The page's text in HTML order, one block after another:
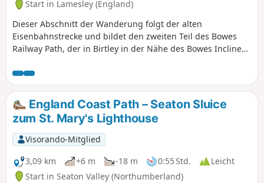
Start in Lamesley (England)
Dieser Abschnitt der Wanderung folgt der alten
Eisenbahnstrecke und bildet den zweiten Teil des Bowes
Railway Path, der in Birtley in der Nähe des Bowes Incline
Kohlewaggons bergauf gezogen wurden) beginnt und
durch offenes Ackerland zum Tanfield Railway und Causey
Arch, der ältesten noch erhaltenen Eisenbahnbrücke mit
einer einzigen Spannweite, führt. Diese Wanderung
würdigt die Geschichte der Pontop and Jarrow Railway.
England Coast Path – Seaton Sluice
zum St. Mary's Lighthouse
Visorando-Mitglied
3,09 km
+6 m -18 m 0:55 Std.
Leicht
Start in Seaton Valley (Northumberland)